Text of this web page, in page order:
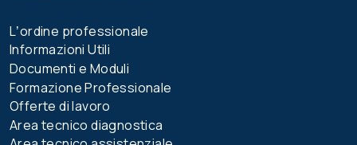
Lʼordine professionale
Informazioni Utili
Documenti e Moduli
Formazione Professionale
Offerte di lavoro
Area tecnico diagnostica